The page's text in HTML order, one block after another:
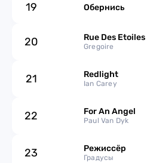
19 Обернись
20 Rue Des Etoiles
Gregoire
21 Redlight
Ian Carey
22 For An Angel
Paul Van Dyk
23 Режиссёр
Градусы